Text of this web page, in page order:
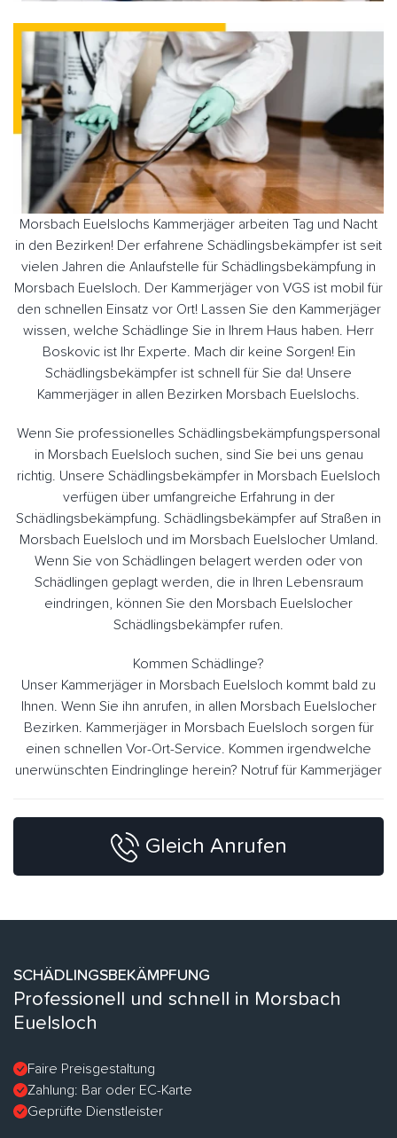
Morsbach Euelslochs Kammerjäger arbeiten Tag und Nacht
in den Bezirken! Der erfahrene Schädlingsbekämpfer ist seit
vielen Jahren die Anlaufstelle für Schädlingsbekämpfung in
Morsbach Euelsloch. Der Kammerjäger von VGS ist mobil für
den schnellen Einsatz vor Ort! Lassen Sie den Kammerjäger
wissen, welche Schädlinge Sie in Ihrem Haus haben. Herr
Boskovic ist Ihr Experte. Mach dir keine Sorgen! Ein
Schädlingsbekämpfer ist schnell für Sie da! Unsere
Kammerjäger in allen Bezirken Morsbach Euelslochs.
Wenn Sie professionelles Schädlingsbekämpfungspersonal
in Morsbach Euelsloch suchen, sind Sie bei uns genau
richtig. Unsere Schädlingsbekämpfer in Morsbach Euelsloch
verfügen über umfangreiche Erfahrung in der
Schädlingsbekämpfung. Schädlingsbekämpfer auf Straßen in
Morsbach Euelsloch und im Morsbach Euelslocher Umland.
Wenn Sie von Schädlingen belagert werden oder von
Schädlingen geplagt werden, die in Ihren Lebensraum
eindringen, können Sie den Morsbach Euelslocher
Schädlingsbekämpfer rufen.
Kommen Schädlinge?
Unser Kammerjäger in Morsbach Euelsloch kommt bald zu
Ihnen. Wenn Sie ihn anrufen, in allen Morsbach Euelslocher
Bezirken. Kammerjäger in Morsbach Euelsloch sorgen für
einen schnellen Vor-Ort-Service. Kommen irgendwelche
unerwünschten Eindringlinge herein? Notruf für Kammerjäger
Gleich Anrufen
SCHÄDLINGSBEKÄMPFUNG
Professionell und schnell in Morsbach
Euelsloch
Faire Preisgestaltung
Zahlung: Bar oder EC-Karte
Geprüfte Dienstleister